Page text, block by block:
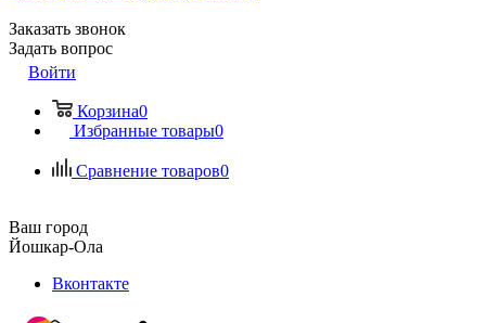
Заказать звонок
Задать вопрос
Войти
Корзина0
Избранные товары0
Сравнение товаров0
Ваш город
Йошкар-Ола
Вконтакте